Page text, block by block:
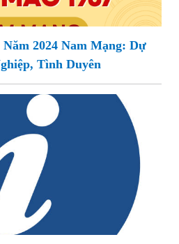
2024 Nam Mạng: Dự
Tình Duyên